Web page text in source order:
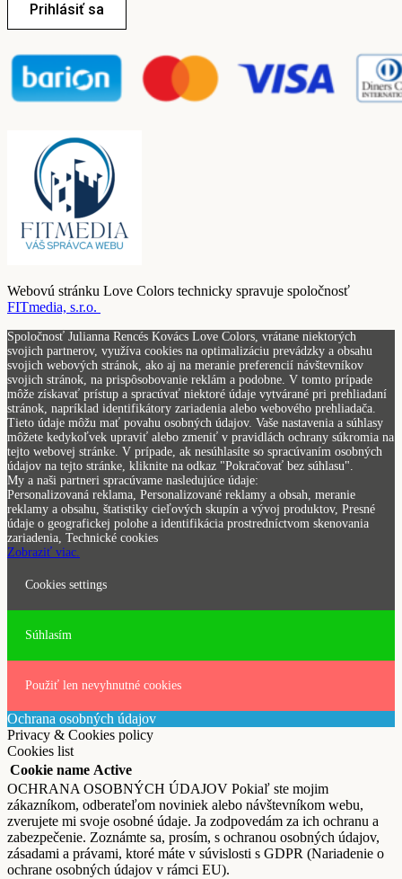
Prihlásiť sa
Webovú stránku Love Colors technicky spravuje spoločnosť
FITmedia, s.r.o.
Spoločnosť Julianna Rencés Kovács Love Colors, vrátane niektorých
svojich partnerov, využíva cookies na optimalizáciu prevádzky a obsahu
svojich webových stránok, ako aj na meranie preferencií návštevníkov
svojich stránok, na prispôsobovanie reklám a podobne. V tomto prípade
môže získavať prístup a spracúvať niektoré údaje vytvárané pri prehliadaní
stránok, napríklad identifikátory zariadenia alebo webového prehliadača.
Tieto údaje môžu mať povahu osobných údajov. Vaše nastavenia a súhlasy
môžete kedykoľvek upraviť alebo zmeniť v pravidlách ochrany súkromia na
tejto webovej stránke. V prípade, ak nesúhlasíte so spracúvaním osobných
údajov na tejto stránke, kliknite na odkaz "Pokračovať bez súhlasu".
My a naši partneri spracúvame nasledujúce údaje:
Personalizovaná reklama, Personalizované reklamy a obsah, meranie
reklamy a obsahu, štatistiky cieľových skupín a vývoj produktov, Presné
údaje o geografickej polohe a identifikácia prostredníctvom skenovania
zariadenia, Technické cookies
Zobraziť viac.
Cookies settings
Súhlasím
Použiť len nevyhnutné cookies
Ochrana osobných údajov
Privacy & Cookies policy
Cookies list
Cookie name Active
OCHRANA OSOBNÝCH ÚDAJOV Pokiaľ ste mojim
zákazníkom, odberateľom noviniek alebo návštevníkom webu,
zverujete mi svoje osobné údaje. Ja zodpovedám za ich ochranu a
zabezpečenie. Zoznámte sa, prosím, s ochranou osobných údajov,
zásadami a právami, ktoré máte v súvislosti s GDPR (Nariadenie o
ochrane osobných údajov v rámci EU).